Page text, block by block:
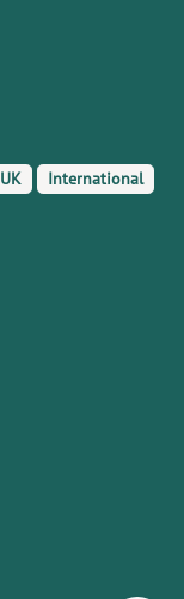
UK International